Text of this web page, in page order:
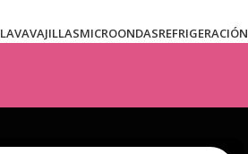
LAVAVAJILLASMICROONDASREFRIGERACIÓN